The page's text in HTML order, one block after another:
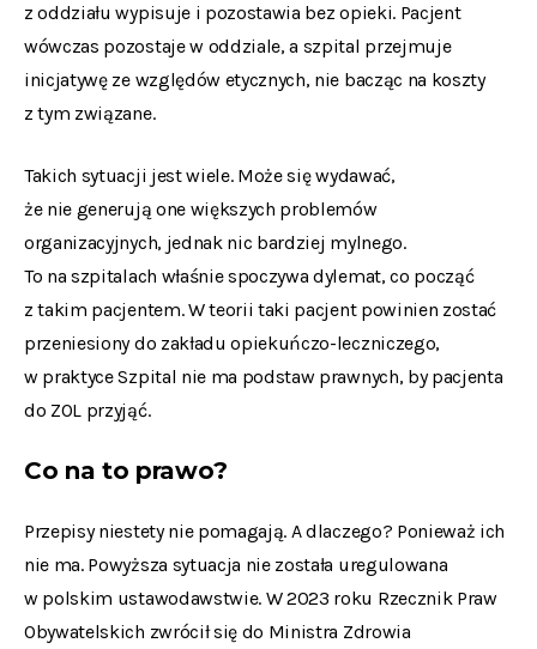
z oddziału wypisuje i pozostawia bez opieki. Pacjent
wówczas pozostaje w oddziale, a szpital przejmuje
inicjatywę ze względów etycznych, nie bacząc na koszty
z tym związane.
Takich sytuacji jest wiele. Może się wydawać,
że nie generują one większych problemów
organizacyjnych, jednak nic bardziej mylnego.
To na szpitalach właśnie spoczywa dylemat, co począć
z takim pacjentem. W teorii taki pacjent powinien zostać
przeniesiony do zakładu opiekuńczo-leczniczego,
w praktyce Szpital nie ma podstaw prawnych, by pacjenta
do ZOL przyjąć.
Co na to prawo?
Przepisy niestety nie pomagają. A dlaczego? Ponieważ ich
nie ma. Powyższa sytuacja nie została uregulowana
w polskim ustawodawstwie. W 2023 roku Rzecznik Praw
Obywatelskich zwrócił się do Ministra Zdrowia